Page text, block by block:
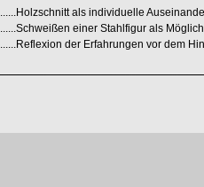
......Holzschnitt als individuelle
......Schweißen einer Stahlfigur als
......Reflexion der Erfahrungen vor dem